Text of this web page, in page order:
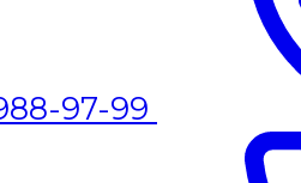
97-99